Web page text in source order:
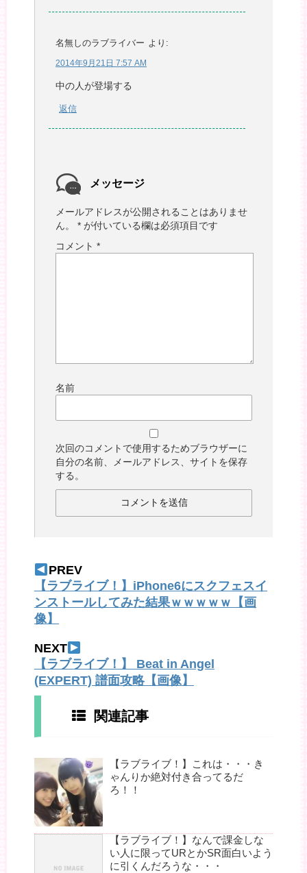
名無しのラブライバー より:
2014年9月21日 7:57 AM
中の人が登場する
返信
メッセージ
メールアドレスが公開されることはありませ
ん。
* が付いている欄は必須項目です
コメント *
名前
次回のコメントで使用するためブラウザーに
自分の名前、メールアドレス、サイトを保存
する。
PREV
【ラブライブ！】iPhone6にスクフェスイ
ンストールしてみた結果ｗｗｗｗｗ【画
像】
NEXT
【ラブライブ！】 Beat in Angel
(EXPERT) 譜面攻略【画像】
関連記事
【ラブライブ！】これは・・・き
ゃんりか絶対付き合ってるだ
ろ！！
【ラブライブ！】なんで課金しな
い人に限ってURとかSR面白いよう
に引くんだろうな・・・